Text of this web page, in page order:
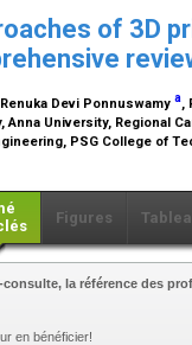
of 3D
Devi Ponnuswamy a,
University, Regional
PSG College of
Figures
consulte, la référence des
en bénéficier!